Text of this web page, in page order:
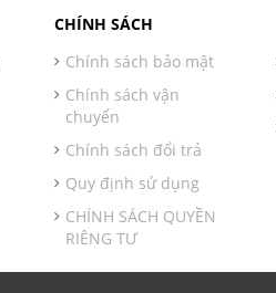
CHÍNH SÁCH
Chính sách bảo mật
Chính sách vận
chuyển
Chính sách đổi trả
Quy định sử dụng
CHÍNH SÁCH QUYỀN
RIÊNG TƯ